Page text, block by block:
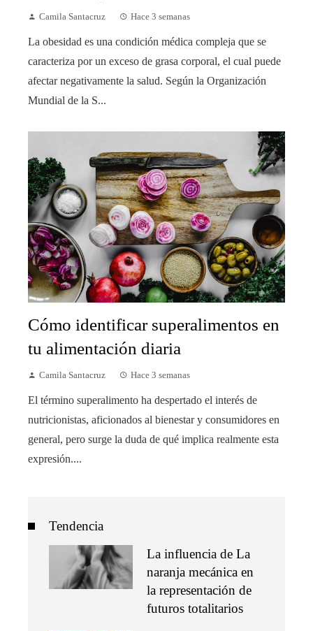
Camila Santacruz Hace 3 semanas
La obesidad es una condición médica compleja que se
caracteriza por un exceso de grasa corporal, el cual puede
afectar negativamente la salud. Según la Organización
Mundial de la S...
Cómo identificar superalimentos en
tu alimentación diaria
Camila Santacruz Hace 3 semanas
El término superalimento ha despertado el interés de
nutricionistas, aficionados al bienestar y consumidores en
general, pero surge la duda de qué implica realmente esta
expresión....
Tendencia
La influencia de La
naranja mecánica en
la representación de
futuros totalitarios